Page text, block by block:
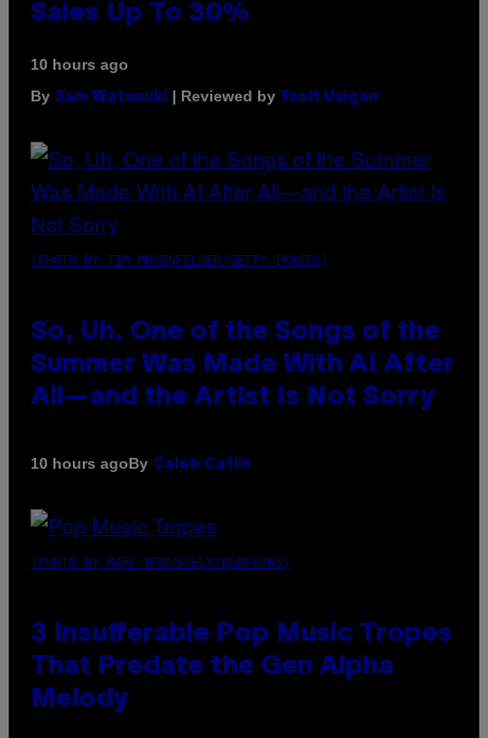
Sales Up To 30%
10 hours ago
By Sam Watanuki | Reviewed by Ysolt Usigan
(PHOTO BY TIM MOSENFELDER/GETTY IMAGES)
So, Uh, One of the Songs of the
Summer Was Made With AI After
All—and the Artist Is Not Sorry
10 hours agoBy Caleb Catlin
(PHOTO BY MARC BROUSSELY/REDFERNS)
3 Insufferable Pop Music Tropes
That Predate the Gen Alpha
Melody